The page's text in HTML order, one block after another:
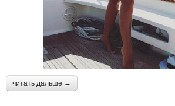
читать дальше →